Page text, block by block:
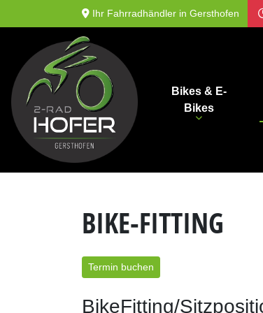
Ihr Fahrradhändler in Gersthofen
Bikes & E-
Bikes
BIKE-FITTING
Termin buchen
BikeFitting/